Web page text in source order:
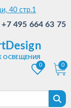
40 стр.1
+7 495 664 63 75
ОСВЕЩЕНИЯ
0
0